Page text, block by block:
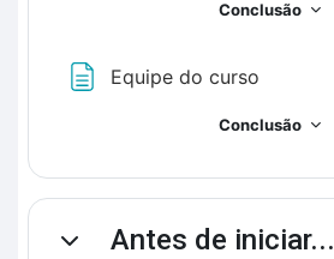
Conclusão
Equipe do curso
Conclusão
ContrairAntes de iniciar...